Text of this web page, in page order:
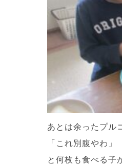
あとは余ったプル
「これ別腹やわ」
と何枚も食べる子